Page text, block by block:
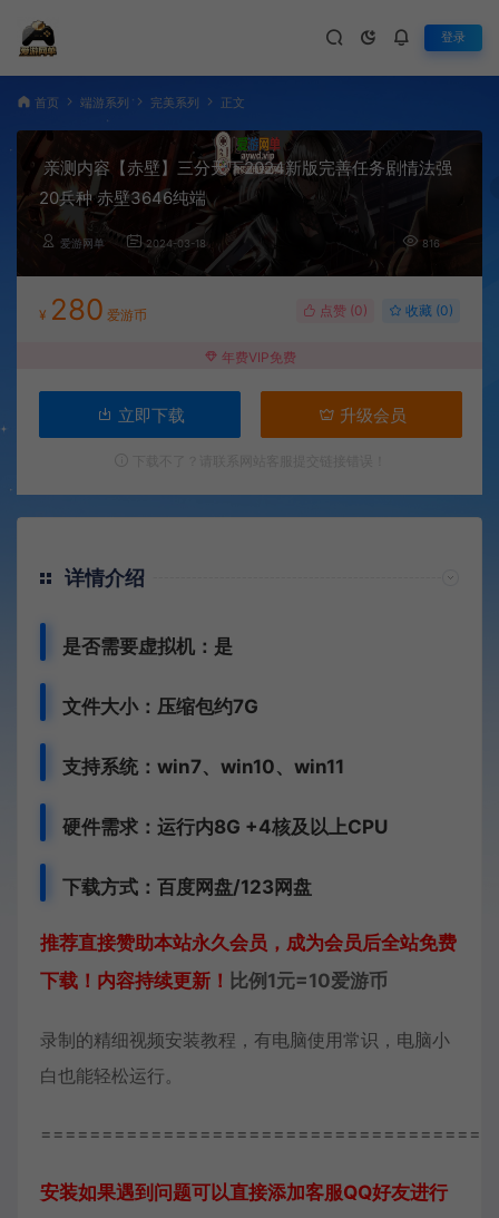
登录
首页 端游系列 完美系列 正文
亲测内容【赤壁】三分天下2024新版完善任务剧情法强
20兵种 赤壁3646纯端
爱游网单 2024-03-18 816
¥ 280 爱游币 点赞 (0) 收藏 (0)
年费VIP免费
立即下载 升级会员
详情介绍
是否需要虚拟机：是
文件大小：压缩包约7G
支持系统：win7、win10、win11
硬件需求：运行内8G +4核及以上CPU
下载方式：百度网盘/123网盘
推荐直接赞助本站永久会员，成为会员后全站免费
下载！内容持续更新！ 比例1元=10爱游币
录制的精细视频安装教程，有电脑使用常识，电脑小
白也能轻松运行。
安装如果遇到问题可以直接添加客服QQ好友进行